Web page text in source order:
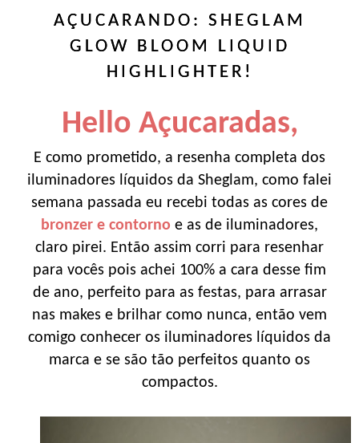
AÇUCARANDO: SHEGLAM
GLOW BLOOM LIQUID
HIGHLIGHTER!
Hello Açucaradas,
E como prometido, a resenha completa dos
iluminadores líquidos da Sheglam, como falei
semana passada eu recebi todas as cores de
bronzer e contorno e as de iluminadores,
claro pirei. Então assim corri para resenhar
para vocês pois achei 100% a cara desse fim
de ano, perfeito para as festas, para arrasar
nas makes e brilhar como nunca, então vem
comigo conhecer os iluminadores líquidos da
marca e se são tão perfeitos quanto os
compactos.